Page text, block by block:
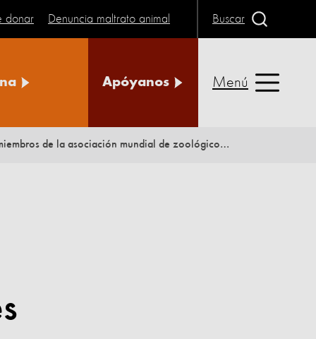
donar Denuncia maltrato animal Buscar
Apóyanos Menú
Actuaciones crueles de animales silvestres todavía ocurren en lugares miembros de la asociación mundial de zoológicos WAZA